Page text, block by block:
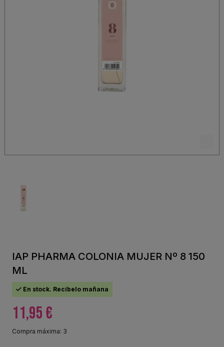
IAP PHARMA COLONIA MUJER Nº 8 150
ML
En stock. Recíbelo mañana
11,95 €
Compra máxima: 3